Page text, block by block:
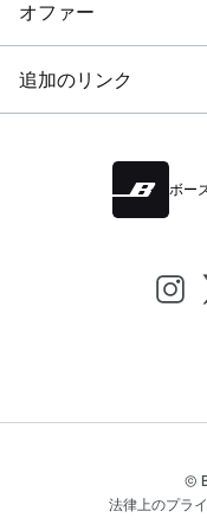
オファー
追加のリンク
ボー
©
法律上のプラ